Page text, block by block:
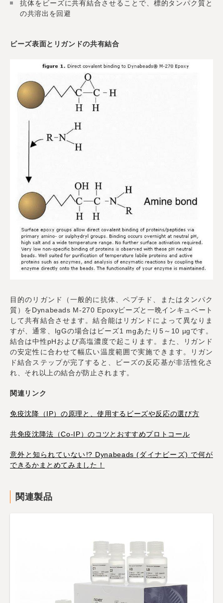
抗体をビーズに共有結合させることで、標的タンパク質と
の共溶出を回避
ビーズ表面とリガンドの共有結合
目的のリガンド（一般的に抗体、ペプチド、またはタンパク
質）をDynabeads M-270 Epoxyビーズと一晩インキュベート
して共有結合させます。結合能はリガンドによって異なりま
すが、通常、IgGの場合はビーズ1 mgあたり5～10 µgです。
結合は中性pHおよび高塩濃度で起こります。また、リガンド
の安定性に合わせて幅広い温度範囲で実施できます。リガン
ド結合ステップが完了すると、ビーズの反応基が非活性化さ
れ、それ以上の結合が防止されます。
関連リンク
免疫沈降（IP）の原理と、使用するビーズや反応の選び方
共免疫沈降法（Co-IP）のコツとおすすめプロトコール
意外と知られていない!? Dynabeads (ダイナビーズ) で何が
できるかまとめてみました！
関連製品